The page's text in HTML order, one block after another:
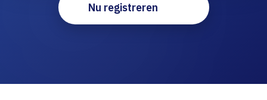
Nu registreren